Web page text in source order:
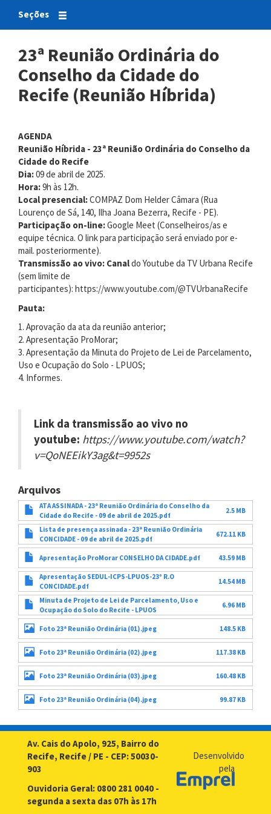
Seções
23ª Reunião Ordinária do
Conselho da Cidade do
Recife (Reunião Híbrida)
AGENDA
Reunião Híbrida - 23ª Reunião Ordinária do Conselho da
Cidade do Recife
Dia:09 de abril de 2025.
Hora:9h às 12h.
Local presencial:COMPAZ Dom Helder Câmara (Rua
Lourenço de Sá, 140, Ilha Joana Bezerra, Recife - PE).
Participação on-line:Google Meet (Conselheiros/as e
equipe técnica. O link para participação será enviado por e-
mail. posteriormente).
Transmissão ao vivo: Canaldo Youtube da TV Urbana Recife
(sem limite de
participantes): https://www.youtube.com/@TVUrbanaRecife
Pauta:
1. Aprovação da ata da reunião anterior;
2. Apresentação ProMorar;
3. Apresentação da Minuta do Projeto de Lei de Parcelamento,
Uso e Ocupação do Solo - LPUOS;
4. Informes.
Link da transmissão ao vivo no
youtube: https://www.youtube.com/watch?
v=QoNEEikY3ag&t=9952s
Arquivos
ATA ASSINADA - 23ª Reunião Ordinária do Conselho da
Cidade do Recife - 09 de abril de 2025.pdf
2.5 MB
Lista de presença assinada - 23ª Reunião Ordinária
CONCIDADE - 09 de abril de 2025.pdf
672.11 KB
Apresentação ProMorar CONSELHO DA CIDADE.pdf 43.59 MB
Apresentação SEDUL-ICPS-LPUOS-23º R.O
CONCIDADE.pdf
14.54 MB
Minuta de Projeto de Lei de Parcelamento, Uso e
Ocupação do Solo do Recife - LPUOS
6.96 MB
Foto 23ª Reunião Ordinária (01).jpeg 148.5 KB
Foto 23ª Reunião Ordinária (02).jpeg 117.38 KB
Foto 23ª Reunião Ordinária (03).jpeg 160.48 KB
Foto 23ª Reunião Ordinária (04).jpeg 99.87 KB
Av. Cais do Apolo, 925, Bairro do
Recife, Recife / PE - CEP: 50030-
903
Ouvidoria Geral: 0800 281 0040 -
segunda a sexta das 07h às 17h
Desenvolvido
pela